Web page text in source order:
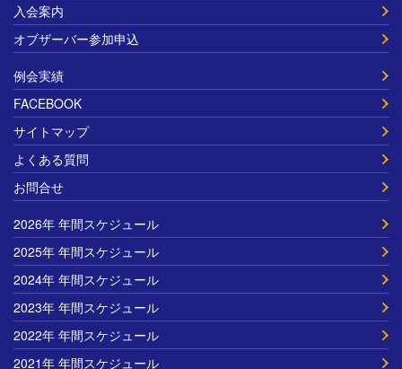
入会案内
オブザーバー参加申込
例会実績
FACEBOOK
サイトマップ
よくある質問
お問合せ
2026年 年間スケジュール
2025年 年間スケジュール
2024年 年間スケジュール
2023年 年間スケジュール
2022年 年間スケジュール
2021年 年間スケジュール